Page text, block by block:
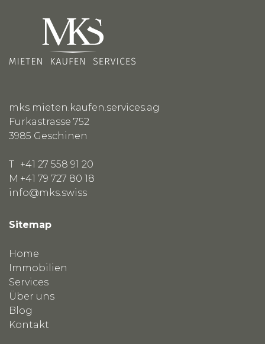
mks mieten.kaufen.services.ag
Furkastrasse 752
3985 Geschinen
T +41 27 558 91 20
M +41 79 727 80 18
info@mks.swiss
Sitemap
Home
Immobilien
Services
Über uns
Blog
Kontakt